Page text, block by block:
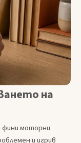
на
моторни
и игрив